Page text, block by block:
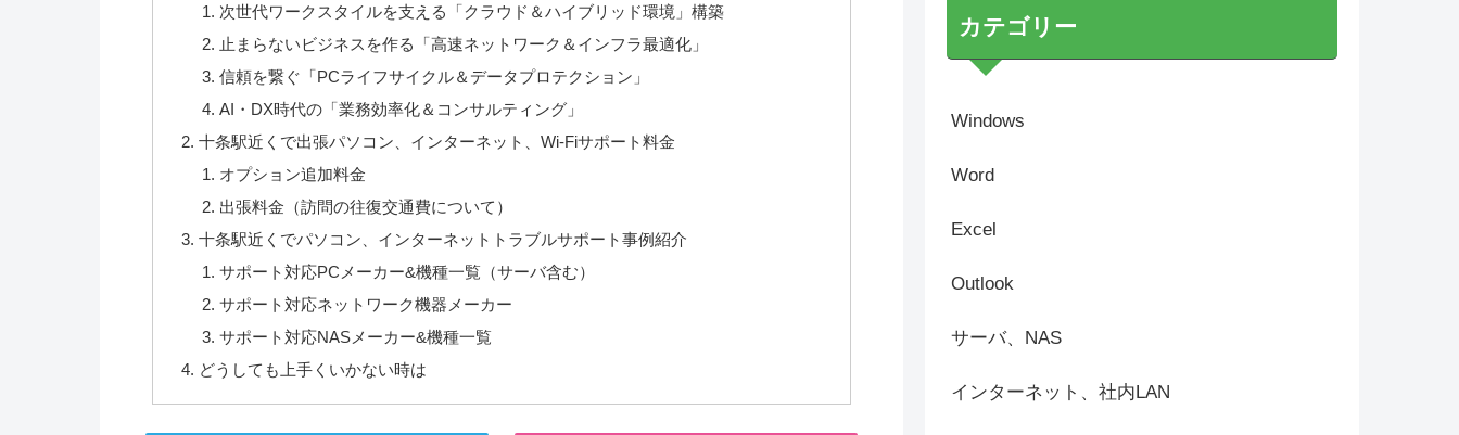
次世代ワークスタイルを支える「クラウド＆ハイブリッド環境」構築
止まらないビジネスを作る「高速ネットワーク＆インフラ最適化」
信頼を繋ぐ「PCライフサイクル＆データプロテクション」
AI・DX時代の「業務効率化＆コンサルティング」
十条駅近くで出張パソコン、インターネット、Wi-Fiサポート料金
オプション追加料金
出張料金（訪問の往復交通費について）
十条駅近くでパソコン、インターネットトラブルサポート事例紹介
サポート対応PCメーカー&機種一覧（サーバ含む）
サポート対応ネットワーク機器メーカー
サポート対応NASメーカー&機種一覧
どうしても上手くいかない時は
カテゴリー
Windows
Word
Excel
Outlook
サーバ、NAS
インターネット、社内LAN